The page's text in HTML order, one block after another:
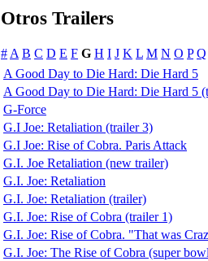
Otros Trailers
#A B C D E F G H I J K L M N O P Q
A Good Day to Die Hard: Die Hard 5
A Good Day to Die Hard: Die Hard 5
G-Force
G.I Joe: Retaliation (trailer 3)
G.I Joe: Rise of Cobra. Paris Attack
G.I. Joe Retaliation (new trailer)
G.I. Joe: Retaliation
G.I. Joe: Retaliation (trailer)
G.I. Joe: Rise of Cobra (trailer 1)
G.I. Joe: Rise of Cobra. "That was
G.I. Joe: The Rise of Cobra (super